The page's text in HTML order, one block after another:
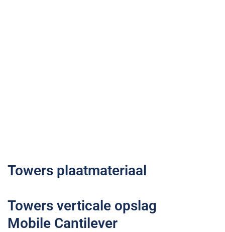
Towers plaatmateriaal
Towers verticale opslag
Mobile Cantilever